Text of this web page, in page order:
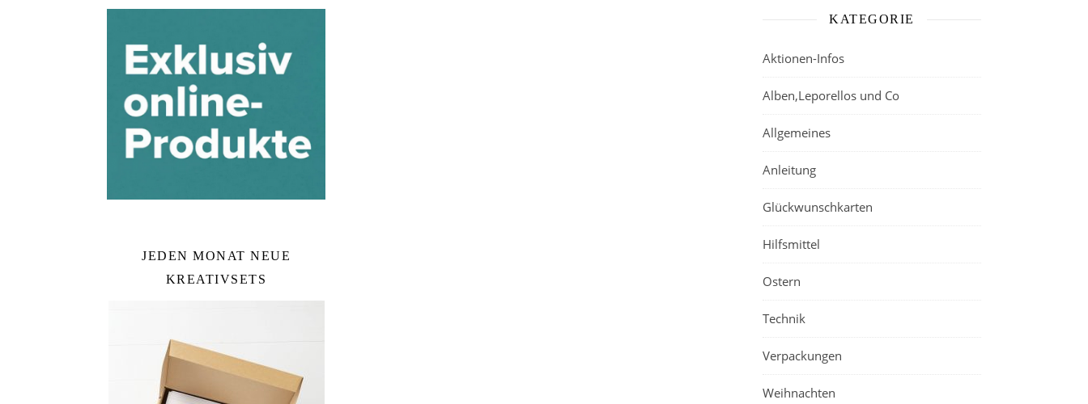
JEDEN MONAT NEUE
KREATIVSETS
KATEGORIE
Aktionen-Infos
Alben,Leporellos und Co
Allgemeines
Anleitung
Glückwunschkarten
Hilfsmittel
Ostern
Technik
Verpackungen
Weihnachten